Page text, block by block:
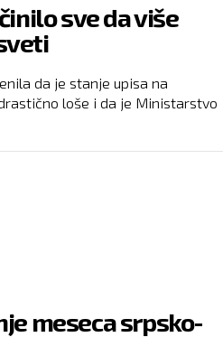
sve da više
da je stanje upisa na
loše i da je Ministarstvo
meseca srpsko-